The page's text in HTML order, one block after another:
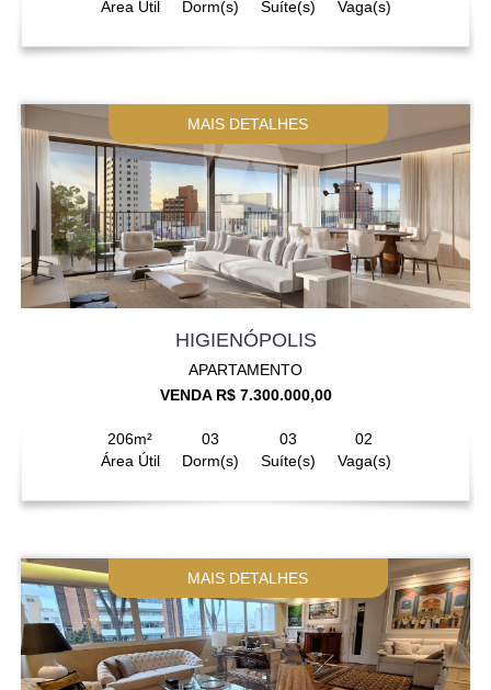
Área Útil
Dorm(s)
Suíte(s)
Vaga(s)
MAIS DETALHES
HIGIENÓPOLIS
APARTAMENTO
VENDA R$ 7.300.000,00
206m²
Área Útil
03
Dorm(s)
03
Suíte(s)
02
Vaga(s)
MAIS DETALHES